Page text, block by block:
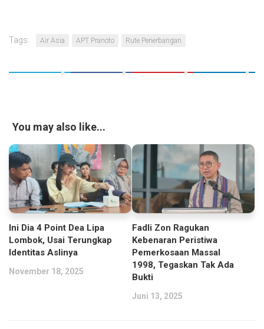
Tags: Air Asia APT Pranoto Rute Penerbangan
You may also like...
Ini Dia 4 Point Dea Lipa
Lombok, Usai Terungkap
Identitas Aslinya
November 18, 2025
Fadli Zon Ragukan
Kebenaran Peristiwa
Pemerkosaan Massal
1998, Tegaskan Tak Ada
Bukti
Juni 13, 2025